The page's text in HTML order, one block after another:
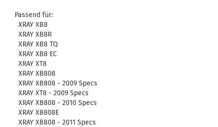
Passend für:
XRAY XB8
XRAY XB8R
XRAY XB8 TQ
XRAY XB8 EC
XRAY XT8
XRAY XB808
XRAY XB808 - 2009 Specs
XRAY XT8 - 2009 Specs
XRAY XB808 - 2010 Specs
XRAY XB808E
XRAY XB808 - 2011 Specs